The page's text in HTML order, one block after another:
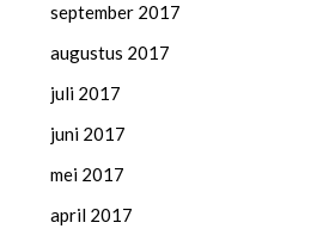
september 2017
augustus 2017
juli 2017
juni 2017
mei 2017
april 2017